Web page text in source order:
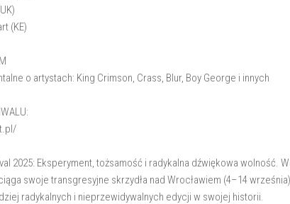
(KE)
o artystach: King Crimson, Crass, Blur, Boy George i innych
2025: Eksperyment, tożsamość i radykalna dźwiękowa wolność.
swoje transgresyjne skrzydła nad Wrocławiem (4–14
radykalnych i nieprzewidywalnych edycji w swojej historii.